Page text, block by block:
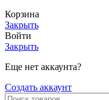
Корзина
Закрыть
Войти
Закрыть
Еще нет аккаунта?
Создать аккаунт